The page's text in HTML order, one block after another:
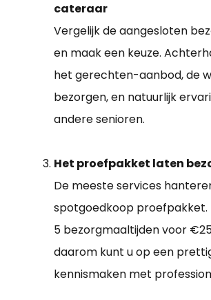
cateraar
Vergelijk de aangesloten
en maak een keuze.
het gerechten-aanbod, de
bezorgen, en natuurlijk
andere senioren.
Het proefpakket laten
De meeste services
spotgoedkoop proefpakket.
5 bezorgmaaltijden voor
daarom kunt u op een
kennismaken met